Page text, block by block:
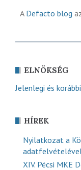
A Defacto blog
ELNÖKSÉG
Jelenlegi és
HÍREK
Nyilatkozat a
XIV. Pécsi MKE